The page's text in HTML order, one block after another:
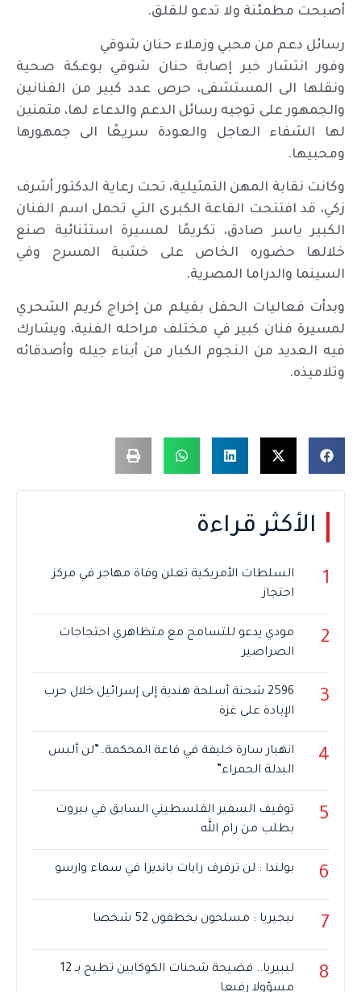
أصبحت مطمئنة ولا تدعو للقلق.
رسائل دعم من محبي وزملاء حنان شوقي
وفور انتشار خبر إصابة حنان شوقي بوعكة صحية
ونقلها الى المستشفى، حرص عدد كبير من الفنانين
والجمهور على توجيه رسائل الدعم والدعاء لها، متمنين
لها الشفاء العاجل والعودة سريعًا الى جمهورها
ومحبيها.
وكانت نقابة المهن التمثيلية، تحت رعاية الدكتور أشرف
زكي، قد افتتحت القاعة الكبرى التي تحمل اسم الفنان
الكبير ياسر صادق، تكريمًا لمسيرة استثنائية صنع
خلالها حضوره الخاص على خشبة المسرح وفي
السينما والدراما المصرية.
وبدأت فعاليات الحفل بفيلم من إخراج كريم الشحري
لمسيرة فنان كبير في مختلف مراحله الفنية، ويشارك
فيه العديد من النجوم الكبار من أبناء جيله وأصدقائه
وتلاميذه.
الأكثر قراءة
1
السلطات الأمريكية تعلن وفاة مهاجر في مركز
احتجاز
2
مودي يدعو للتسامح مع متظاهري احتجاجات
الصراصير
3
2596 شحنة أسلحة هندية إلى إسرائيل خلال حرب
الإبادة على غزة
4
انهيار سارة خليفة في قاعة المحكمة..”لن ألبس
البدلة الحمراء”
5
توقيف السفير الفلسطيني السابق في بيروت
بطلب من رام الله
6 بولندا : لن ترفرف رايات بانديرا في سماء وارسو
7 نيجيريا : مسلحون يخطفون 52 شخصا
8
ليبيريا.. فضيحة شحنات الكوكايين تطيح بـ 12
مسؤولا رفيعا